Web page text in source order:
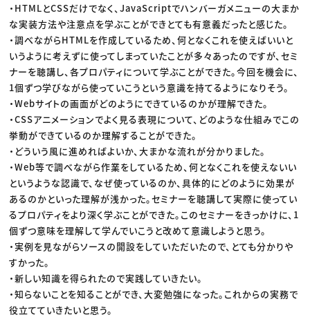
・HTMLとCSSだけでなく、JavaScriptでハンバーガメニューの大まか
な実装方法や注意点を学ぶことができとても有意義だったと感じた。
・調べながらHTMLを作成しているため、何となくこれを使えばいいと
いうように考えずに使ってしまっていたことが多々あったのですが、セミ
ナーを聴講し、各プロパティについて学ぶことができた。今回を機会に、
1個ずつ学びながら使っていこうという意識を持てるようになりそう。
・Webサイトの画面がどのようにできているのかが理解できた。
・CSSアニメーションでよく見る表現について、どのような仕組みでこの
挙動ができているのか理解することができた。
・どういう風に進めればよいか、大まかな流れが分かりました。
・Web等で調べながら作業をしているため、何となくこれを使えないい
というような認識で、なぜ使っているのか、具体的にどのように効果が
あるのかといった理解が浅かった。セミナーを聴講して実際に使ってい
るプロパティをより深く学ぶことができた。このセミナーをきっかけに、1
個ずつ意味を理解して学んでいこうと改めて意識しようと思う。
・実例を見ながらソースの開設をしていただいたので、とても分かりや
すかった。
・新しい知識を得られたので実践していきたい。
・知らないことを知ることができ、大変勉強になった。これからの実務で
役立てていきたいと思う。